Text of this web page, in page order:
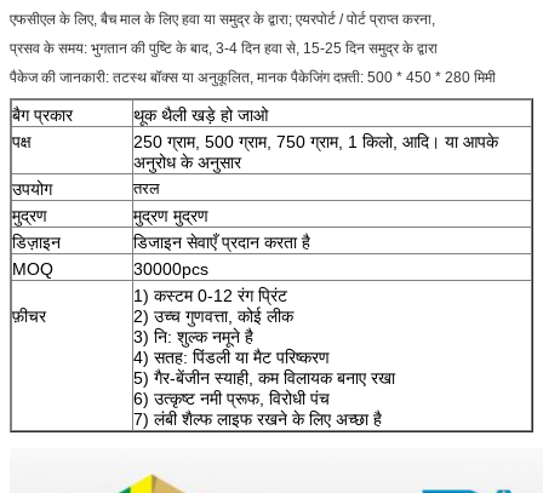
एफसीएल के लिए, बैच माल के लिए हवा या समुद्र के द्वारा; एयरपोर्ट / पोर्ट प्राप्त करना,
प्रसव के समय: भुगतान की पुष्टि के बाद, 3-4 दिन हवा से, 15-25 दिन समुद्र के द्वारा
पैकेज की जानकारी: तटस्थ बॉक्स या अनुकूलित, मानक पैकेजिंग दफ़्ती: 500 * 450 * 280 मिमी
बैग प्रकार
थूक थैली खड़े हो जाओ
पक्ष
250 ग्राम, 500 ग्राम, 750 ग्राम, 1 किलो, आदि। या आपके
अनुरोध के अनुसार
उपयोग
तरल
मुद्रण
मुद्रण मुद्रण
डिज़ाइन
डिजाइन सेवाएँ प्रदान करता है
MOQ
30000pcs
फ़ीचर
1) कस्टम 0-12 रंग प्रिंट
2) उच्च गुणवत्ता, कोई लीक
3) नि: शुल्क नमूने है
4) सतह: पिंडली या मैट परिष्करण
5) गैर-बेंजीन स्याही, कम विलायक बनाए रखा
6) उत्कृष्ट नमी प्रूफ, विरोधी पंच
7) लंबी शैल्फ लाइफ रखने के लिए अच्छा है